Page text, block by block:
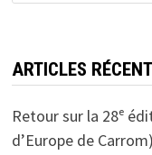
ARTICLES
Retour sur la 28ᵉ
d’Europe de Carrom)